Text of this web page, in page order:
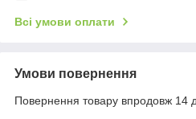
Всі умови оплати
Умови повернення
Повернення товару впродовж 14